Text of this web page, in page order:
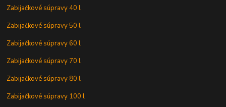
Zabijačkové súpravy 40 l
Zabijačkové súpravy 50 l
Zabijačkové súpravy 60 l
Zabijačkové súpravy 70 l
Zabijačkové súpravy 80 l
Zabijačkové súpravy 100 l